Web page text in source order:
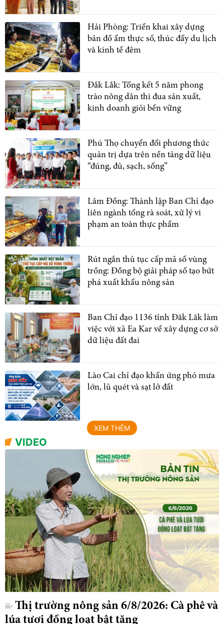
Hải Phòng: Triển khai xây dựng
bản đồ ẩm thực số, thúc đẩy du lịch
và kinh tế đêm
Đắk Lắk: Tổng kết 5 năm phong
trào nông dân thi đua sản xuất,
kinh doanh giỏi bền vững
Phú Thọ chuyển đổi phương thức
quản trị dựa trên nền tảng dữ liệu
“đúng, đủ, sạch, sống”
Lâm Đồng: Thành lập Ban Chỉ đạo
liên ngành tổng rà soát, xử lý vi
phạm an toàn thực phẩm
Rút ngắn thủ tục cấp mã số vùng
trồng: Đồng bộ giải pháp số tạo bứt
phá xuất khẩu nông sản
Ban Chỉ đạo 1136 tỉnh Đăk Lăk làm
việc với xã Ea Kar về xây dựng cơ sở
dữ liệu đất đai
Lào Cai chỉ đạo khẩn ứng phó mưa
lớn, lũ quét và sạt lở đất
XEM THÊM
VIDEO
Thị trường nông sản 6/8/2026: Cà phê và
lúa tươi đồng loạt bật tăng